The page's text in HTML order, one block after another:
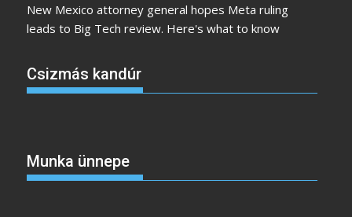
New Mexico attorney general hopes Meta ruling
leads to Big Tech review. Here's what to know
Csizmás kandúr
Munka ünnepe